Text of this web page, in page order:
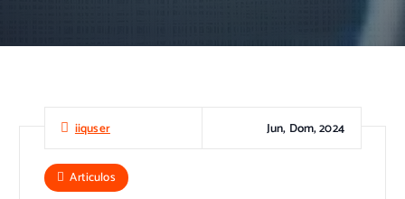
iiquser Jun, Dom, 2024
Articulos